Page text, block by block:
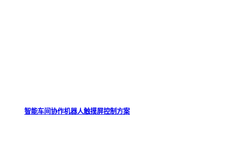
智能车间协作机器人触摸屏控制方案